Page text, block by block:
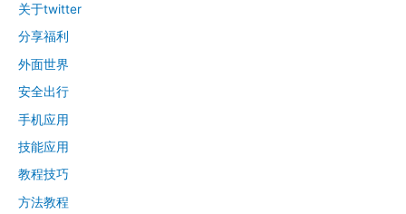
关于twitter
分享福利
外面世界
安全出行
手机应用
技能应用
教程技巧
方法教程